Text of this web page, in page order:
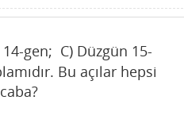
gen; C) Düzgün 15-
Bu açılar hepsi